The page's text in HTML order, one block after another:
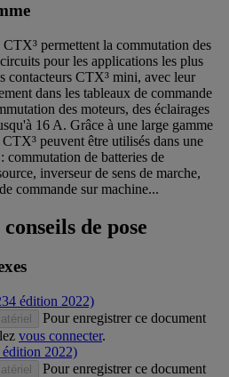
permettent la commutation des
pour les applications les plus
contacteurs CTX³ mini, avec leur
dans les tableaux de commande
des moteurs, des éclairages
16 A. Grâce à une large gamme
peuvent être utilisés dans une
commutation de batteries de
inverseur de sens de marche,
commande sur machine...
de pose
édition 2022)
Pour enregistrer ce document
vous connecter.
édition 2022)
Pour enregistrer ce document